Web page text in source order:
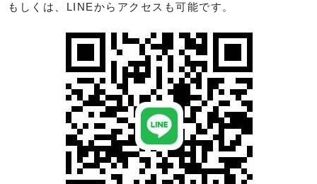
もしくは、LINEからアクセスも可能です。